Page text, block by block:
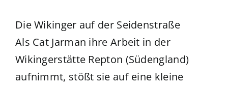
Die Wikinger auf der Seidenstraße
Als Cat Jarman ihre Arbeit in der
Wikingerstätte Repton (Südengland)
aufnimmt, stößt sie auf eine kleine